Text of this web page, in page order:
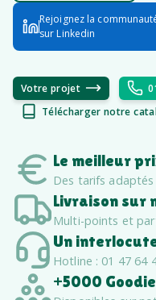
Rejoignez la
sur Linkedin
Votre projet
Télécharger notre
Le meilleur
Des tarifs
Livraison sur
Multi-points et
Un
Hotline : 01 47 64
+5000